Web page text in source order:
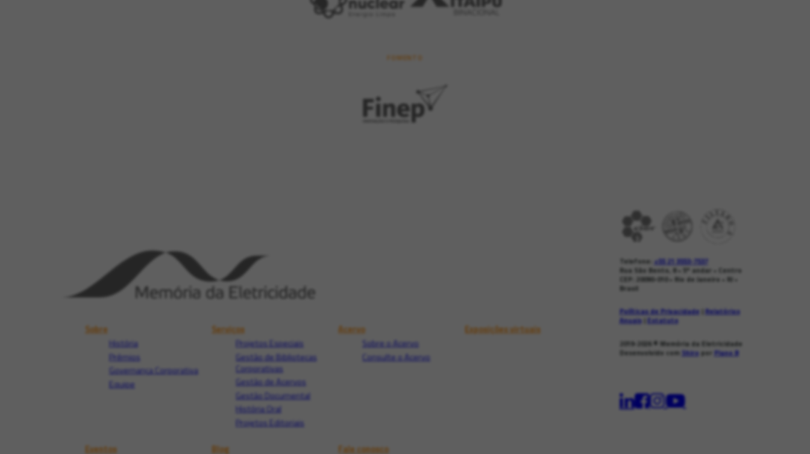
FOMENTO
Sobre
História
Prêmios
Governança Corporativa
Equipe
Serviços
Projetos Especiais
Gestão de Bibliotecas
Corporativas
Gestão de Acervos
Gestão Documental
História Oral
Projetos Editoriais
Acervo
Sobre o Acervo
Consulte o Acervo
Exposições virtuais
Eventos Blog Fale conosco
Telefone: +55 21 3553-7537
Rua São Bento, 8 • 5º andar • Centro
CEP: 20090-010 • Rio de Janeiro • RJ •
Brasil
Políticas de Privacidade
Relatórios
Anuais
Estatuto
2019-2026© Memória da Eletricidade
Desenvolvido com Shiro por Plano B